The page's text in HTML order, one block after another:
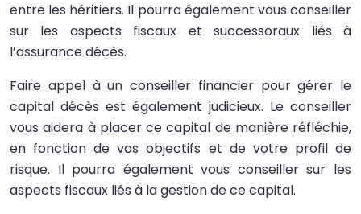
entre les héritiers. Il pourra également vous conseiller
sur les aspects fiscaux et successoraux liés à
l’assurance décès.
Faire appel à un conseiller financier pour gérer le
capital décès est également judicieux. Le conseiller
vous aidera à placer ce capital de manière réfléchie,
en fonction de vos objectifs et de votre profil de
risque. Il pourra également vous conseiller sur les
aspects fiscaux liés à la gestion de ce capital.